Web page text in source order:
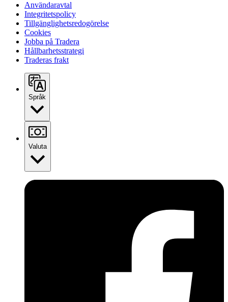
Användaravtal
Integritetspolicy
Tillgänglighetsredogörelse
Cookies
Jobba på Tradera
Hållbarhetsstrategi
Traderas frakt
Språk
Valuta